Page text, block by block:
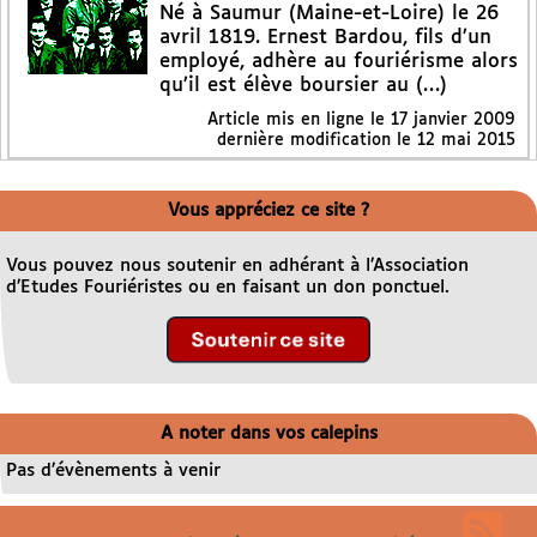
Né à Saumur (Maine-et-Loire) le 26
avril 1819. Ernest Bardou, fils d’un
employé, adhère au fouriérisme alors
qu’il est élève boursier au (…)
Article mis en ligne le 17 janvier 2009
dernière modification le 12 mai 2015
Vous appréciez ce site ?
Vous pouvez nous soutenir en adhérant à l’Association
d’Etudes Fouriéristes ou en faisant un don ponctuel.
A noter dans vos calepins
Pas d’évènements à venir